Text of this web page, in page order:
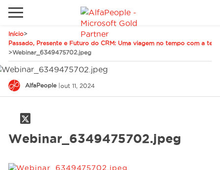
Início>
Passado, Presente e Futuro do CRM: Uma viagem no tempo com a
>Webinar_6349475702.jpeg
AlfaPeople |out 11, 2024
Webinar_6349475702.jpeg
Telefone Email
Sites Internacionais
Global
Dinamarca
Oriente Médio